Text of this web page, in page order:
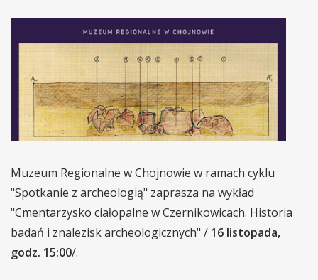
Muzeum Regionalne w Chojnowie w ramach cyklu
"Spotkanie z archeologią" zaprasza na wykład
"Cmentarzysko ciałopalne w Czernikowicach. Historia
badań i znalezisk archeologicznych" / 16 listopada,
godz. 15:00/.